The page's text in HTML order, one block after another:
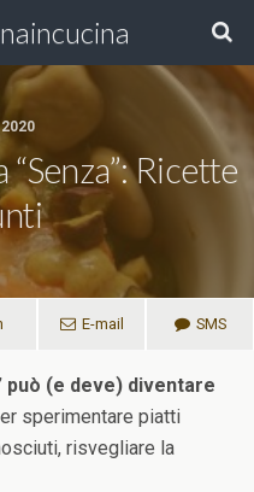
“senza”: Ricette
E-mail SMS
può (e deve) diventare
sperimentare piatti
risvegliare la